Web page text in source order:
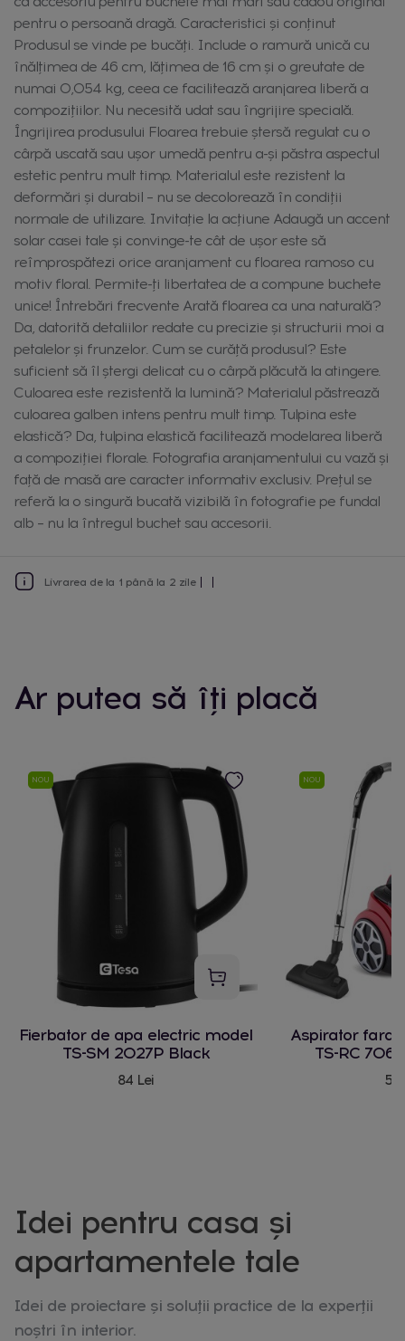
pentru o persoană dragă. Caracteristici și conținut
Produsul se vinde pe bucăți. Include o ramură unică cu
înălțimea de 46 cm, lățimea de 16 cm și o greutate de
numai 0,054 kg, ceea ce facilitează aranjarea liberă a
compozițiilor. Nu necesită udat sau îngrijire specială.
Îngrijirea produsului Floarea trebuie ștersă regulat cu o
cârpă uscată sau ușor umedă pentru a-și păstra aspectul
estetic pentru mult timp. Materialul este rezistent la
deformări și durabil – nu se decolorează în condiții
normale de utilizare. Invitație la acțiune Adaugă un accent
solar casei tale și convinge-te cât de ușor este să
reîmprospătezi orice aranjament cu floarea ramoso cu
motiv floral. Permite-ți libertatea de a compune buchete
unice! Întrebări frecvente Arată floarea ca una naturală?
Da, datorită detaliilor redate cu precizie și structurii moi a
petalelor și frunzelor. Cum se curăță produsul? Este
suficient să îl ștergi delicat cu o cârpă plăcută la atingere.
Culoarea este rezistentă la lumină? Materialul păstrează
culoarea galben intens pentru mult timp. Tulpina este
elastică? Da, tulpina elastică facilitează modelarea liberă
a compoziției florale. Fotografia aranjamentului cu vază și
față de masă are caracter informativ exclusiv. Prețul se
referă la o singură bucată vizibilă în fotografie pe fundal
alb – nu la întregul buchet sau accesorii.
Livrarea de la 1 până la 2 zile
Ar putea să îți placă
NOU
Fierbator de apa electric model
TS-SM 2027P Black
84 Lei
NOU
Aspirator fara
TS-RC 706
Idei pentru casa și
apartamentele tale
Idei de proiectare și soluții practice de la experții
noștri în interior.